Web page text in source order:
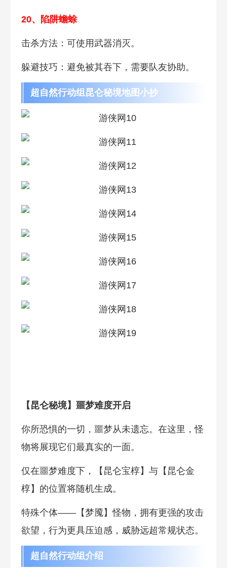
20、陷阱蟾蜍
击杀方法：可使用武器消灭。
躲避技巧：避免被其吞下，需要队友协助。
超自然行动组昆仑秘境地图小抄
【昆仑秘境】噩梦难度开启
你所恐惧的一切，噩梦从未遗忘。在这里，怪
物将展现它们最真实的一面。
仅在噩梦难度下，【昆仑宝椁】与【昆仑金
椁】的位置将随机生成。
特殊个体——【梦魇】怪物，拥有更强的攻击
欲望，行为更具压迫感，威胁远超常规状态。
超自然行动组介绍